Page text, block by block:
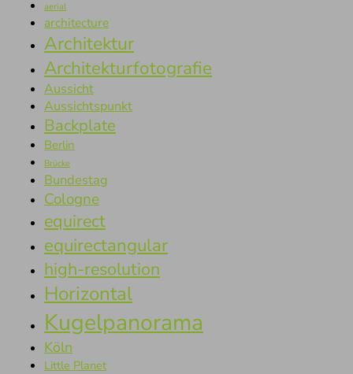
aerial
architecture
Architektur
Architekturfotografie
Aussicht
Aussichtspunkt
Backplate
Berlin
Brücke
Bundestag
Cologne
equirect
equirectangular
high-resolution
Horizontal
Kugelpanorama
Köln
Little Planet